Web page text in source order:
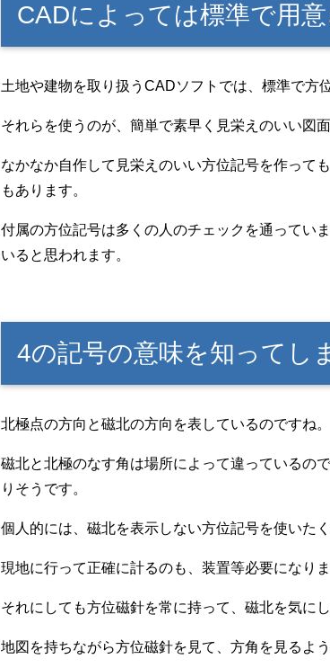
CADによっては標準で用
土地や建物を取り扱うCADソフトでは、標準で方
それらを使うのが、簡単で素早く見栄えのいい図
なかなか自作して見栄えのいい方位記号を作って
もあります。
付属の方位記号は多くの人のチェックを通ってい
いると思われます。
4の記号の意味を知ってし
北極点の方向と磁北の方向を表しているのですね。
磁北と北極のなす角は場所によって違っているの
りそうです。
個人的には、磁北を表示しない方位記号を使いたく
現地に行って正確に計るのも、装置等必要になりま
それにしても方位磁針を常に持って、磁北を気に
地図を持ちながら方位磁針を見て、方角を見るよ